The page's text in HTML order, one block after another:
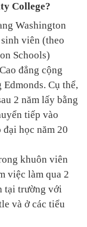
College?
Washington
viên (theo
Schools)
đẳng cộng
Cụ thể,
2 năm lấy bằng
tiếp vào
học năm 20
khuôn viên
việc làm qua 2
tại trường với
và ở các tiểu